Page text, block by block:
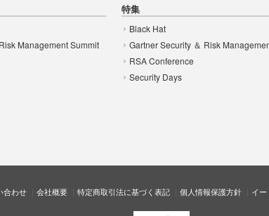
Management Summit
特集
Black Hat
Gartner Security ＆ Risk
RSA Conference
Security Days
合わせ 会社概要 特定商取引法に基づく表記 個人情報保護方針 イ